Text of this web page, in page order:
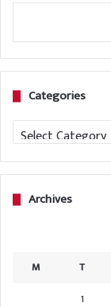
Categories
Categories
Archives
M T
1